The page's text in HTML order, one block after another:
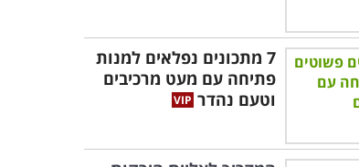
7 מתכונים נפלאים למנות
פתיחה עם מעט מרכיבים
וטעם נהדר